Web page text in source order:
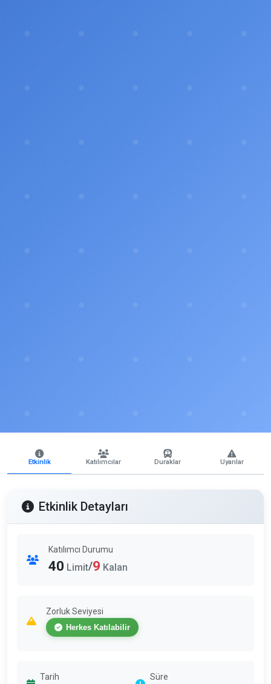
Etkinlik Katılımcılar Duraklar Uyarılar
Etkinlik Detayları
Katılımcı Durumu
40 Limit/9 Kalan
Zorluk Seviyesi
Herkes Katılabilir
Tarih Süre